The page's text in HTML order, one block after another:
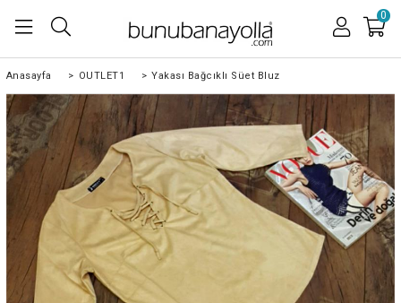
0
Anasayfa > OUTLET1 > Yakası Bağcıklı Süet Bluz